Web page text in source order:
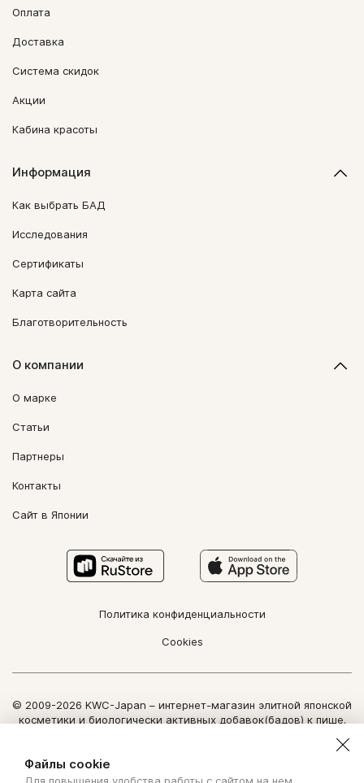
Оплата
Доставка
Система скидок
Акции
Кабина красоты
Информация
Как выбрать БАД
Исследования
Сертификаты
Карта сайта
Благотворительность
О компании
О марке
Статьи
Партнеры
Контакты
Сайт в Японии
Политика конфиденциальности
Cookies
© 2009-2026 KWC-Japan – интернет-магазин элитной японской
косметики и биологически активных добавок(бадов) к пище.
Использование информации сайта возможно только по
Файлы cookie